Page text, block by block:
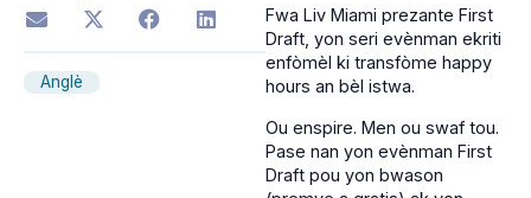
Anglè
Fwa Liv Miami prezante First
Draft, yon seri evènman ekriti
enfòmèl ki transfòme happy
hours an bèl istwa.
Ou enspire. Men ou swaf tou.
Pase nan yon evènman First
Draft pou yon bwason